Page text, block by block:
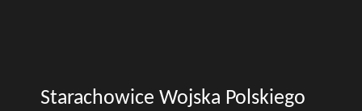
Starachowice Wojska Polskiego